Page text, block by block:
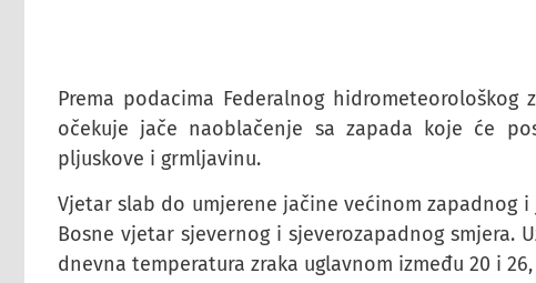
Prema podacima Federalnog hidrometeorološkog
očekuje jače naoblačenje sa zapada koje će
pljuskove i grmljavinu.
Vjetar slab do umjerene jačine većinom zapadnog
Bosne vjetar sjevernog i sjeverozapadnog smjera.
dnevna temperatura zraka uglavnom između 20 i